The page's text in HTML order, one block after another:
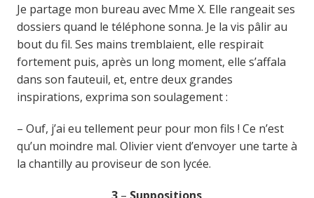
Je partage mon bureau avec Mme X. Elle rangeait ses
dossiers quand le téléphone sonna. Je la vis pâlir au
bout du fil. Ses mains tremblaient, elle respirait
fortement puis, après un long moment, elle s’affala
dans son fauteuil, et, entre deux grandes
inspirations, exprima son soulagement :
– Ouf, j’ai eu tellement peur pour mon fils ! Ce n’est
qu’un moindre mal. Olivier vient d’envoyer une tarte à
la chantilly au proviseur de son lycée.